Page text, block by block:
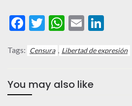
Facebook
Twitter
WhatsApp
Email
Tags: Censura , Libertad de expresión
You may also like